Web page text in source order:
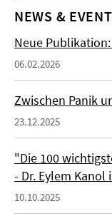
NEWS &
Neue
06.02.2026
Zwischen Panik
23.12.2025
"Die 100
- Dr. Eylem
10.10.2025